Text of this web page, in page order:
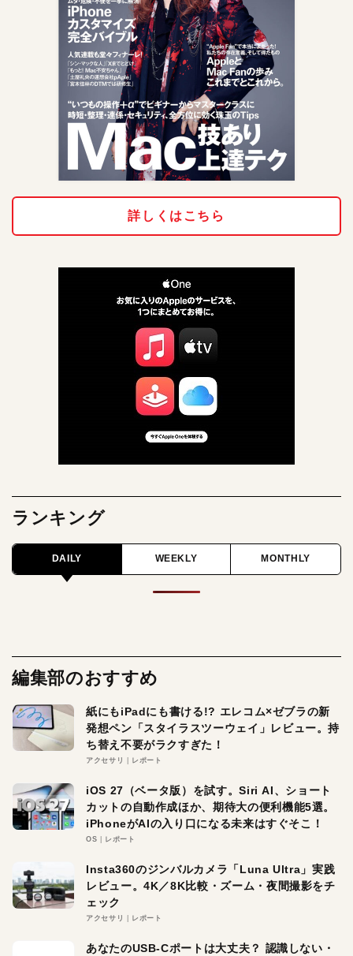
詳しくはこちら
ランキング
DAILY WEEKLY MONTHLY
編集部のおすすめ
紙にもiPadにも書ける!? エレコム×ゼブラの新
発想ペン「スタイラスツーウェイ」レビュー。持
ち替え不要がラクすぎた！
アクセサリ レポート
iOS 27（ベータ版）を試す。Siri AI、ショート
カットの自動作成ほか、期待大の便利機能5選。
iPhoneがAIの入り口になる未来はすぐそこ！
OS レポート
Insta360のジンバルカメラ「Luna Ultra」実践
レビュー。4K／8K比較・ズーム・夜間撮影をチ
ェック
アクセサリ レポート
あなたのUSB-Cポートは大丈夫？ 認識しない・